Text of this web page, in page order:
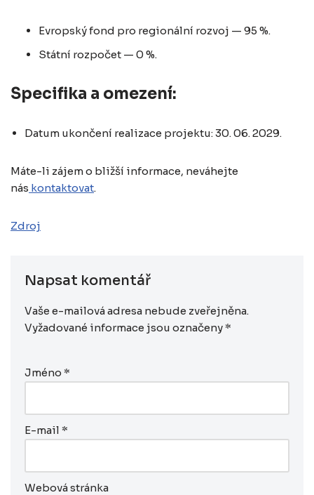
Evropský fond pro regionální rozvoj — 95 %.
Státní rozpočet — 0 %.
Specifika a omezení:
Datum ukončení realizace projektu: 30. 06. 2029.
Máte-li zájem o bližší informace, neváhejte
nás kontaktovat.
Zdroj
Napsat komentář
Vaše e-mailová adresa nebude zveřejněna.
Vyžadované informace jsou označeny *
Jméno *
E-mail *
Webová stránka